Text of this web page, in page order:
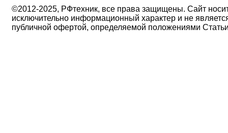
©2012-2025, РФтехник, все права защищены. Сайт
исключительно информационный характер и не
публичной офертой, определяемой положениями